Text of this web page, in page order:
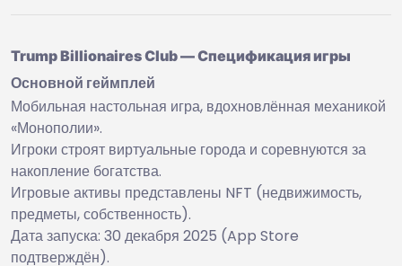
Trump Billionaires Club — Спецификация игры
Основной геймплей
Мобильная настольная игра, вдохновлённая механикой
«Монополии».
Игроки строят виртуальные города и соревнуются за
накопление богатства.
Игровые активы представлены NFT (недвижимость,
предметы, собственность).
Дата запуска: 30 декабря 2025 (App Store
подтверждён).